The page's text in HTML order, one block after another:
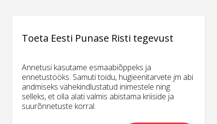
Toeta Eesti Punase Risti tegevust
Annetusi kasutame esmaabiõppeks ja
ennetustööks. Samuti toidu, hügieenitarvete jm abi
andmiseks vähekindlustatud inimestele ning
selleks, et olla alati valmis abistama kriiside ja
suurõnnetuste korral.